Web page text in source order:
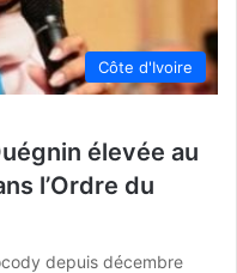
Côte d'Ivoire
élevée au
l’Ordre du
depuis décembre